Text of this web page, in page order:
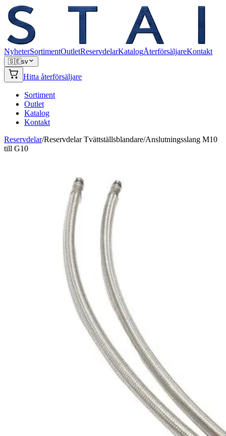
NyheterSortimentOutletReservdelarKatalogÅterförsäljareKontakt
🇸🇪sv
Hitta återförsäljare
Sortiment
Outlet
Katalog
Kontakt
Reservdelar/Reservdelar Tvättställsblandare/Anslutningsslang M10
till G10